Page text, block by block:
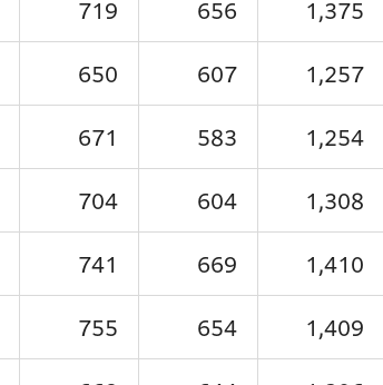
719 656 1,375
650 607 1,257
671 583 1,254
704 604 1,308
741 669 1,410
755 654 1,409